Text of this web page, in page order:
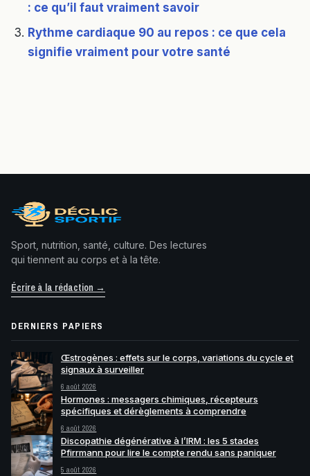
: ce qu’il faut vraiment savoir
Rythme cardiaque 90 au repos : ce que cela
signifie vraiment pour votre santé
Sport, nutrition, santé, culture. Des lectures
qui tiennent au corps et à la tête.
Écrire à la rédaction →
DERNIERS PAPIERS
Œstrogènes : effets sur le corps, variations du cycle et
signaux à surveiller
6 août 2026
Hormones : messagers chimiques, récepteurs
spécifiques et dérèglements à comprendre
6 août 2026
Discopathie dégénérative à l’IRM : les 5 stades
Pfirrmann pour lire le compte rendu sans paniquer
5 août 2026